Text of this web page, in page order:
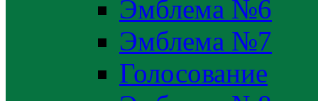
Эмблема №6
Эмблема №7
Голосование